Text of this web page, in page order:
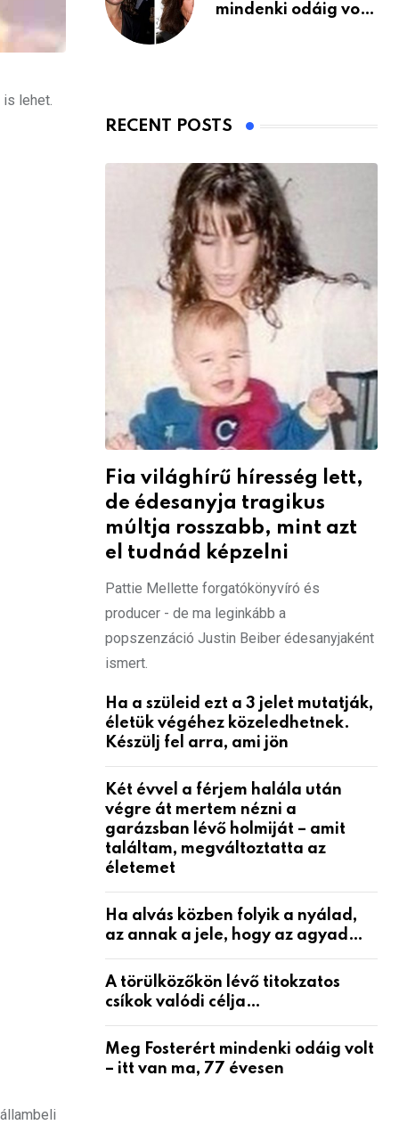
lehet.
mindenki odáig volt
RECENT POSTS
Fia világhírű híresség lett,
de édesanyja tragikus
múltja rosszabb, mint azt
el tudnád képzelni
Pattie Mellette forgatókönyvíró és
producer - de ma leginkább a
popszenzáció Justin Beiber édesanyjaként
ismert.
Ha a szüleid ezt a 3 jelet mutatják,
életük végéhez közeledhetnek.
Készülj fel arra, ami jön
Két évvel a férjem halála után
végre át mertem nézni a
garázsban lévő holmiját – amit
találtam, megváltoztatta az
életemet
Ha alvás közben folyik a nyálad,
az annak a jele, hogy az agyad…
A törülközőkön lévő titokzatos
csíkok valódi célja…
Meg Fosterért mindenki odáig volt
– itt van ma, 77 évesen